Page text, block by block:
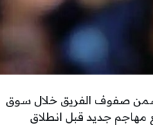
صفوف الفريق خلال سوق
مع مهاجم جديد قبل انطلاق